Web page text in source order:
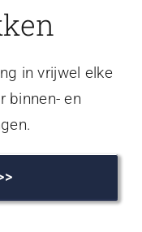
in vrijwel elke
binnen- en